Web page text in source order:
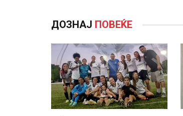
ДОЗНАЈ ПОВЕЌЕ